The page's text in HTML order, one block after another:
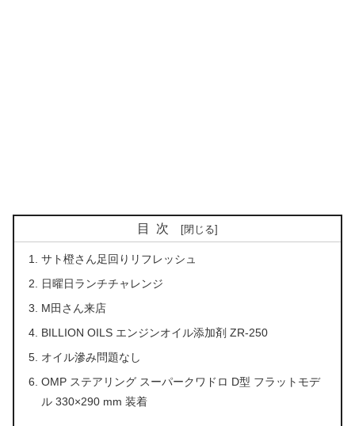
目次
サト橙さん足回りリフレッシュ
日曜日ランチチャレンジ
M田さん来店
BILLION OILS エンジンオイル添加剤 ZR-250
オイル滲み問題なし
OMP ステアリング スーパークワドロ D型 フラットモデ
ル 330×290 mm 装着